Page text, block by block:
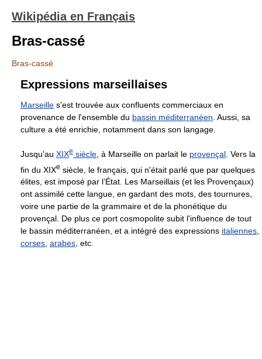
Wikipédia en Français
Bras-cassé
Bras-cassé
Expressions marseillaises
Marseille s'est trouvée aux confluents commerciaux en
provenance de l'ensemble du bassin méditerranéen . Aussi, sa
culture a été enrichie, notamment dans son langage.
Jusqu'au XIXe siècle , à Marseille on parlait le provençal . Vers la
fin du XIXe siècle, le français, qui n'était parlé que par quelques
élites, est imposé par l’État. Les Marseillais (et les Provençaux)
ont assimilé cette langue, en gardant des mots, des tournures,
voire une partie de la grammaire et de la phonétique du
provençal. De plus ce port cosmopolite subit l'influence de tout
le bassin méditerranéen, et a intégré des expressions italiennes,
corses, arabes, etc.